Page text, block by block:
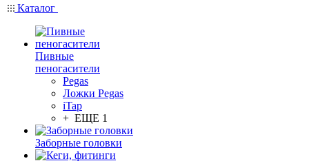
Каталог
Пивные
пеногасители
Pegas
Ложки Pegas
iTap
+ ЕЩЕ 1
Заборные головки